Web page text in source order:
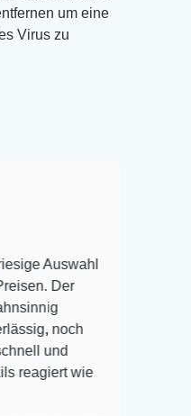
um eine
Virus zu
Auswahl
Der
noch
und
wie